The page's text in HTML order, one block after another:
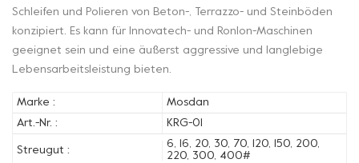
Schleifen und Polieren von Beton-, Terrazzo- und Steinböden
konzipiert. Es kann für Innovatech- und Ronlon-Maschinen
geeignet sein und eine äußerst aggressive und langlebige
Lebensarbeitsleistung bieten.
Marke :
Mosdan
Art.-Nr. :
KRG-01
Streugut :
6, 16, 20, 30, 70, 120, 150, 200,
220, 300, 400#